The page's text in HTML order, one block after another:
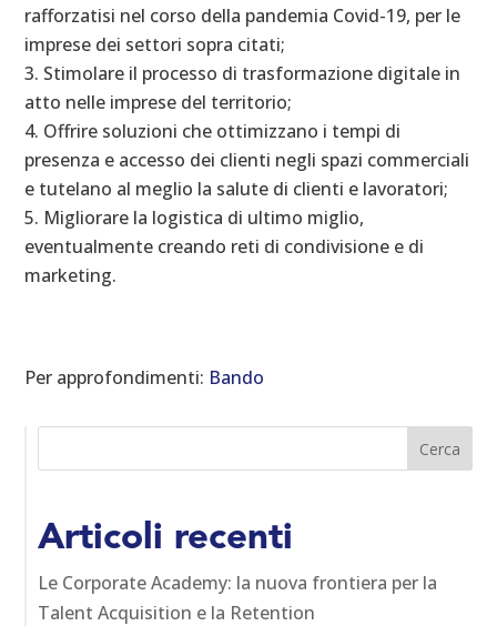
rafforzatisi nel corso della pandemia Covid-19, per le
imprese dei settori sopra citati;
Stimolare il processo di trasformazione digitale in
atto nelle imprese del territorio;
Offrire soluzioni che ottimizzano i tempi di
presenza e accesso dei clienti negli spazi commerciali
e tutelano al meglio la salute di clienti e lavoratori;
Migliorare la logistica di ultimo miglio,
eventualmente creando reti di condivisione e di
marketing.
Per approfondimenti: Bando
Articoli recenti
Le Corporate Academy: la nuova frontiera per la
Talent Acquisition e la Retention